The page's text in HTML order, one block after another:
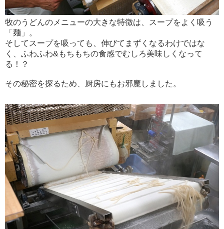
牧のうどんのメニューの大きな特徴は、スープをよく吸う
「麺」。
そしてスープを吸っても、伸びてまずくなるわけではな
く、ふわふわ&もちもちの食感でむしろ美味しくなって
る！？
その秘密を探るため、厨房にもお邪魔しました。